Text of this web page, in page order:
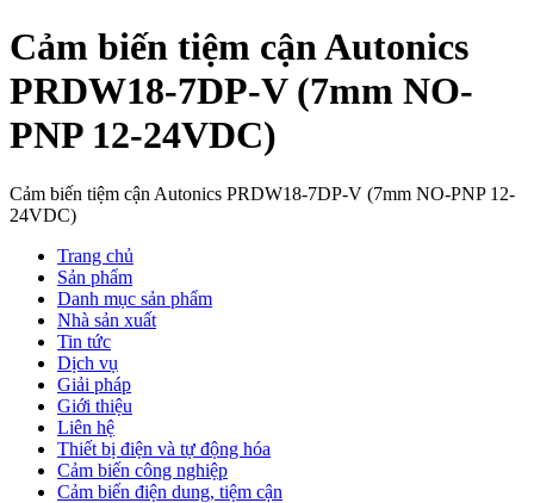
Cảm biến tiệm cận Autonics
PRDW18-7DP-V (7mm NO-
PNP 12-24VDC)
Cảm biến tiệm cận Autonics PRDW18-7DP-V (7mm NO-PNP 12-
24VDC)
Trang chủ
Sản phẩm
Danh mục sản phẩm
Nhà sản xuất
Tin tức
Dịch vụ
Giải pháp
Giới thiệu
Liên hệ
Thiết bị điện và tự động hóa
Cảm biến công nghiệp
Cảm biến điện dung, tiệm cận